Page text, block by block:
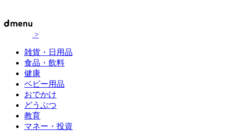
>
雑貨・日用品
食品・飲料
健康
ベビー用品
おでかけ
どうぶつ
教育
マネー・投資